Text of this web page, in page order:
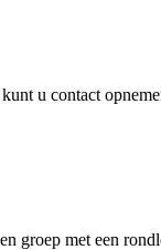
u contact
groep met een